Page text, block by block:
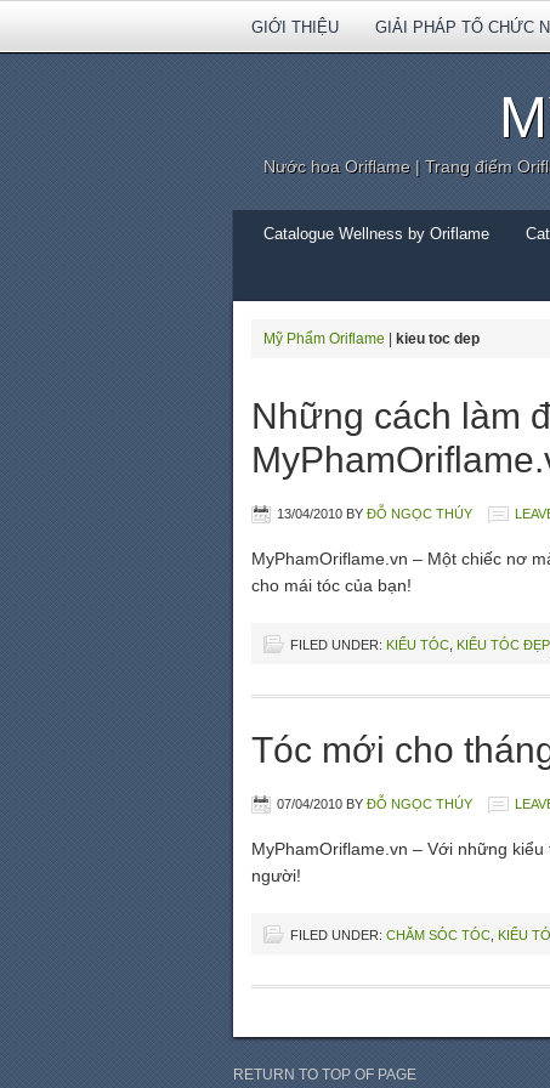
GIỚI THIỆU GIẢI PHÁP TỔ CHỨC
Nước hoa Oriflame | Trang điểm
Catalogue Wellness by Oriflame
Mỹ Phẩm Oriflame kieu toc dep
Những cách làm
13/04/2010 BY ĐỖ NGỌC THÚY
MyPhamOriflame.vn – Một chiếc nơ
cho mái tóc của bạn!
FILED UNDER: KIỂU TÓC KIỂU TÓC ĐẸP,
Tóc mới cho
07/04/2010 BY ĐỖ NGỌC THÚY
MyPhamOriflame.vn – Với những
người!
FILED UNDER: CHĂM SÓC TÓC KIỂU
RETURN TO TOP OF PAGE